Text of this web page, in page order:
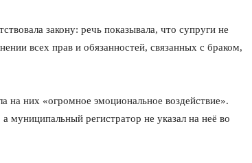
О нас
закону: речь показывала, что супруги не
всех прав и обязанностей, связанных с браком,
на них «огромное эмоциональное воздействие».
муниципальный регистратор не указал на неё во